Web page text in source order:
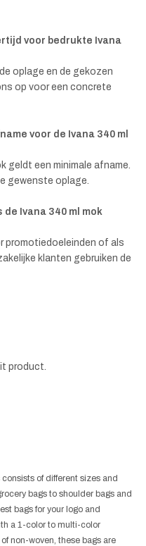
voor bedrukte Ivana
oplage en de gekozen
op voor een concrete
voor de Ivana 340 ml
geldt een minimale afname.
gewenste oplage.
Ivana 340 ml mok
promotiedoeleinden of als
klanten gebruiken de
product.
of different sizes and
bags to shoulder bags and
bags for your logo and
a 1-color to multi-color
non-woven, these bags are